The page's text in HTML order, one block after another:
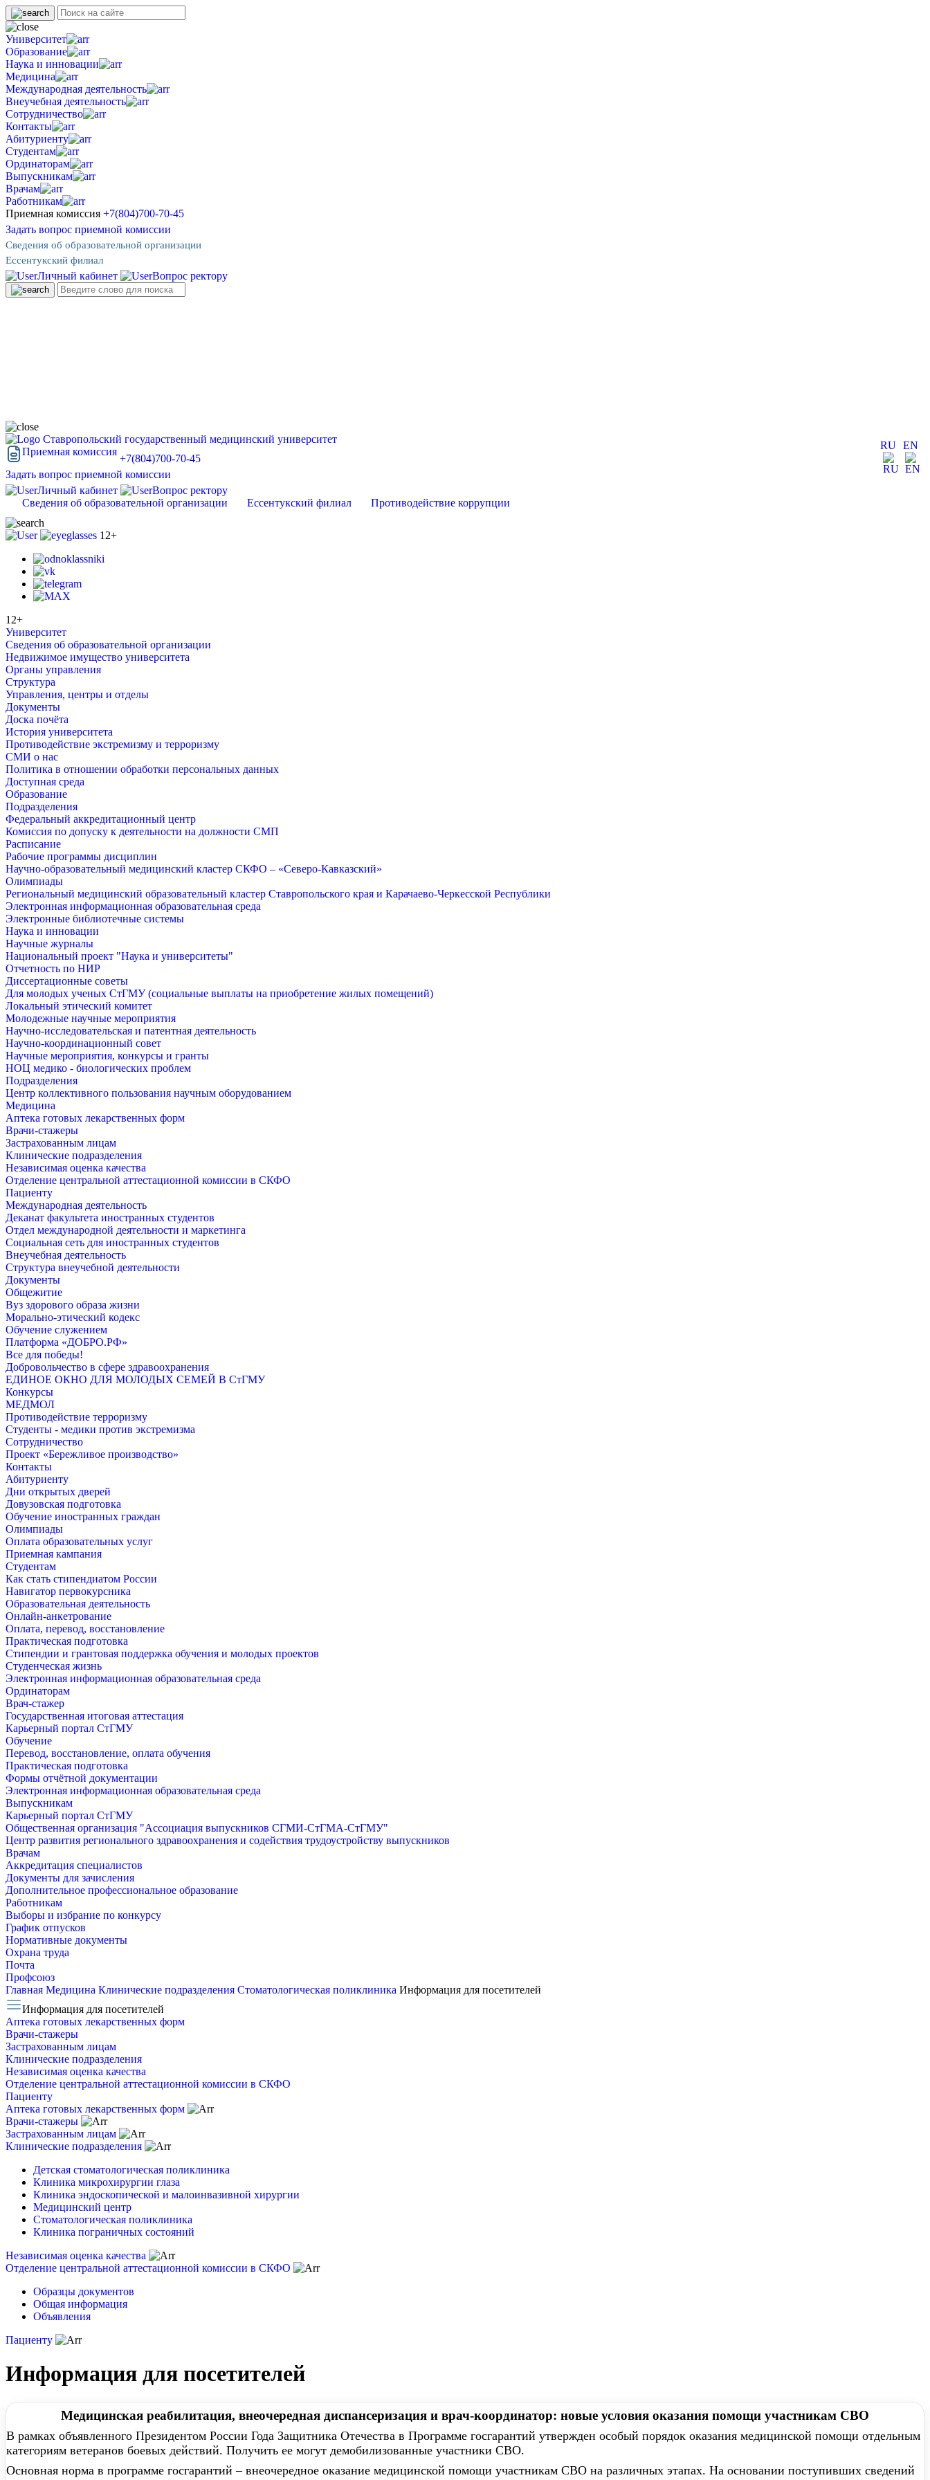
Университет
Образование
Наука и инновации
Медицина
Международная деятельность
Внеучебная деятельность
Сотрудничество
Контакты
Абитуриенту
Студентам
Ординаторам
Выпускникам
Врачам
Работникам
Приемная комиссия +7(804)700-70-45
Задать вопрос приемной комиссии
Сведения об образовательной организации
Ессентукский филиал
Личный кабинет Вопрос ректору
RU EN
Ставропольский государственный медицинский университет
Приемная комиссия
+7(804)700-70-45
Задать вопрос приемной комиссии
Личный кабинет
Вопрос ректору
Сведения об образовательной организации
Ессентукский филиал Противодействие коррупции
12+
12+
Университет
Сведения об образовательной организации
Недвижимое имущество университета
Органы управления
Структура
Управления, центры и отделы
Документы
Доска почёта
История университета
Противодействие экстремизму и терроризму
СМИ о нас
Политика в отношении обработки персональных данных
Доступная среда
Образование
Подразделения
Федеральный аккредитационный центр
Комиссия по допуску к деятельности на должности СМП
Расписание
Рабочие программы дисциплин
Научно-образовательный медицинский кластер СКФО – «Северо-Кавказский»
Олимпиады
Региональный медицинский образовательный кластер Ставропольского края и Карачаево-Черкесской Республики
Электронная информационная образовательная среда
Электронные библиотечные системы
Наука и инновации
Научные журналы
Национальный проект "Наука и университеты"
Отчетность по НИР
Диссертационные советы
Для молодых ученых СтГМУ (социальные выплаты на приобретение жилых помещений)
Локальный этический комитет
Молодежные научные мероприятия
Научно-исследовательская и патентная деятельность
Научно-координационный совет
Научные мероприятия, конкурсы и гранты
НОЦ медико - биологических проблем
Подразделения
Центр коллективного пользования научным оборудованием
Медицина
Аптека готовых лекарственных форм
Врачи-стажеры
Застрахованным лицам
Клинические подразделения
Независимая оценка качества
Отделение центральной аттестационной комиссии в СКФО
Пациенту
Международная деятельность
Деканат факультета иностранных студентов
Отдел международной деятельности и маркетинга
Социальная сеть для иностранных студентов
Внеучебная деятельность
Структура внеучебной деятельности
Документы
Общежитие
Вуз здорового образа жизни
Морально-этический кодекс
Обучение служением
Платформа «ДОБРО.РФ»
Все для победы!
Добровольчество в сфере здравоохранения
ЕДИНОЕ ОКНО ДЛЯ МОЛОДЫХ СЕМЕЙ В СтГМУ
Конкурсы
МЕДМОЛ
Противодействие терроризму
Студенты - медики против экстремизма
Сотрудничество
Проект «Бережливое производство»
Контакты
Абитуриенту
Дни открытых дверей
Довузовская подготовка
Обучение иностранных граждан
Олимпиады
Оплата образовательных услуг
Приемная кампания
Студентам
Как стать стипендиатом России
Навигатор первокурсника
Образовательная деятельность
Онлайн-анкетрование
Оплата, перевод, восстановление
Практическая подготовка
Стипендии и грантовая поддержка обучения и молодых проектов
Студенческая жизнь
Электронная информационная образовательная среда
Ординаторам
Врач-стажер
Государственная итоговая аттестация
Карьерный портал СтГМУ
Обучение
Перевод, восстановление, оплата обучения
Практическая подготовка
Формы отчётной документации
Электронная информационная образовательная среда
Выпускникам
Карьерный портал СтГМУ
Общественная организация "Ассоциация выпускников СГМИ-СтГМА-СтГМУ"
Центр развития регионального здравоохранения и содействия трудоустройству выпускников
Врачам
Аккредитация специалистов
Документы для зачисления
Дополнительное профессиональное образование
Работникам
Выборы и избрание по конкурсу
График отпусков
Нормативные документы
Охрана труда
Почта
Профсоюз
Главная Медицина Клинические подразделения Стоматологическая поликлиника Информация для посетителей
Информация для посетителей
Аптека готовых лекарственных форм
Врачи-стажеры
Застрахованным лицам
Клинические подразделения
Независимая оценка качества
Отделение центральной аттестационной комиссии в СКФО
Пациенту
Аптека готовых лекарственных форм
Врачи-стажеры
Застрахованным лицам
Клинические подразделения
Детская стоматологическая поликлиника
Клиника микрохирургии глаза
Клиника эндоскопической и малоинвазивной хирургии
Медицинский центр
Стоматологическая поликлиника
Клиника пограничных состояний
Независимая оценка качества
Отделение центральной аттестационной комиссии в СКФО
Образцы документов
Общая информация
Объявления
Пациенту
Информация для посетителей
Медицинская реабилитация, внеочередная диспансеризация и врач-координатор: новые условия оказания помощи участникам СВО
В рамках объявленного Президентом России Года Защитника Отечества в Программе госгарантий утвержден особый порядок оказания медицинской помощи отдельным
категориям ветеранов боевых действий. Получить ее могут демобилизованные участники СВО.
Основная норма в программе госгарантий – внеочередное оказание медицинской помощи участникам СВО на различных этапах. На основании поступивших сведений